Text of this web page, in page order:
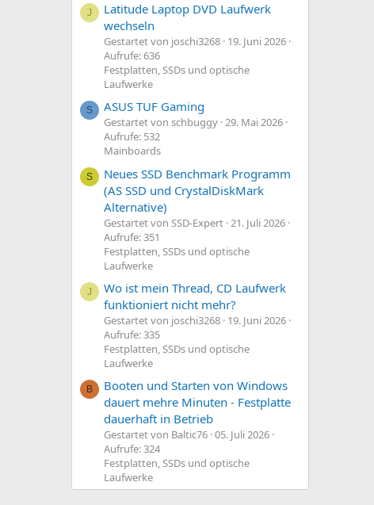
J
Latitude Laptop DVD Laufwerk
wechseln
Gestartet von joschi3268 19. Juni 2026
Aufrufe: 636
Festplatten, SSDs und optische
Laufwerke
S ASUS TUF Gaming
Gestartet von schbuggy 29. Mai 2026
Aufrufe: 532
Mainboards
S
Neues SSD Benchmark Programm
(AS SSD und CrystalDiskMark
Alternative)
Gestartet von SSD-Expert 21. Juli 2026
Aufrufe: 351
Festplatten, SSDs und optische
Laufwerke
J
Wo ist mein Thread, CD Laufwerk
funktioniert nicht mehr?
Gestartet von joschi3268 19. Juni 2026
Aufrufe: 335
Festplatten, SSDs und optische
Laufwerke
B
Booten und Starten von Windows
dauert mehre Minuten - Festplatte
dauerhaft in Betrieb
Gestartet von Baltic76 05. Juli 2026
Aufrufe: 324
Festplatten, SSDs und optische
Laufwerke